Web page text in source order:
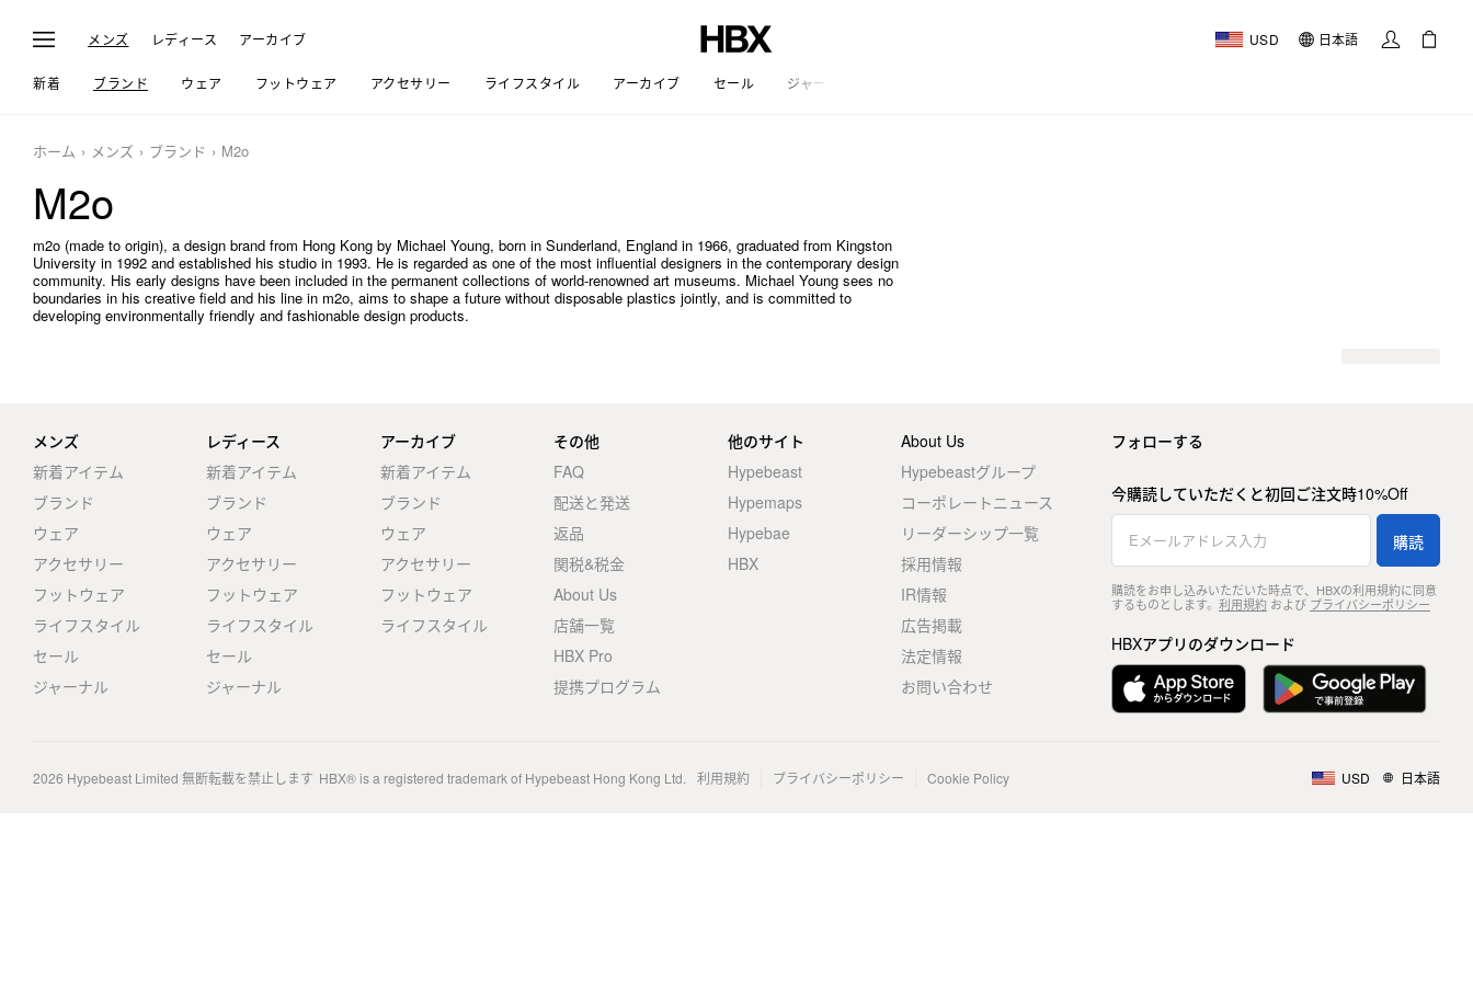
メンズ レディース アーカイブ USD 日本語
新着 ブランド ウェア フットウェア アクセサリー ライフスタイル アーカイブ セール ジャーナル
ホーム メンズ ブランド M2o
M2o
m2o (made to origin), a design brand from Hong Kong by Michael Young, born in Sunderland, England in 1966, graduated from Kingston
University in 1992 and established his studio in 1993. He is regarded as one of the most influential designers in the contemporary design
community. His early designs have been included in the permanent collections of world-renowned art museums. Michael Young sees no
boundaries in his creative field and his line in m2o, aims to shape a future without disposable plastics jointly, and is committed to
developing environmentally friendly and fashionable design products.
メンズ
新着アイテム
ブランド
ウェア
アクセサリー
フットウェア
ライフスタイル
セール
ジャーナル
レディース
新着アイテム
ブランド
ウェア
アクセサリー
フットウェア
ライフスタイル
セール
ジャーナル
アーカイブ
新着アイテム
ブランド
ウェア
アクセサリー
フットウェア
ライフスタイル
その他
FAQ
配送と発送
返品
関税&税金
About Us
店舗一覧
HBX Pro
提携プログラム
他のサイト
Hypebeast
Hypemaps
Hypebae
HBX
About Us
Hypebeastグループ
コーポレートニュース
リーダーシップ一覧
採用情報
IR情報
広告掲載
法定情報
お問い合わせ
フォローする
今購読していただくと初回ご注文時10%Off
購読
購読をお申し込みいただいた時点で、HBXの利用規約に同意
するものとします。 利用規約および プライバシーポリシー
HBXアプリのダウンロード
2026 Hypebeast Limited 無断転載を禁止します HBX® is a registered trademark of Hypebeast Hong Kong Ltd. 利用規約 プライバシーポリシー Cookie Policy USD 日本語